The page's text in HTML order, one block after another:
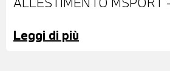
GREY - CERCHI IN LEGA
Leggi di più